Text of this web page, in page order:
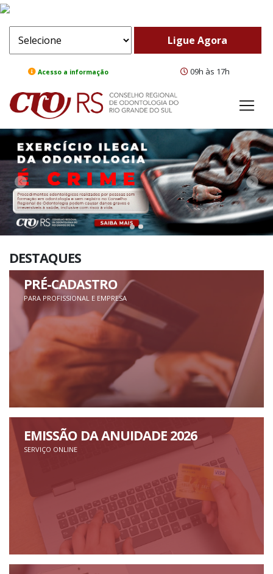
Acesso a informação 09h às 17h
ComeBack
DESTAQUES
PRÉ-CADASTRO
PARA PROFISSIONAL E EMPRESA
EMISSÃO DA ANUIDADE 2026
SERVIÇO ONLINE